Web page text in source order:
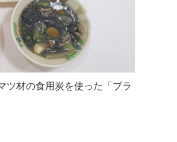
ツ材の食用炭を使った「ブラ